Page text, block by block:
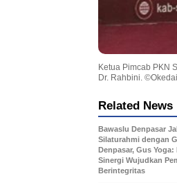
Ketua Pimcab PKN
Dr. Rahbini.
Related News
Bawaslu Denpasar
Silaturahmi dengan
Denpasar, Gus Yoga:
Sinergi Wujudkan
Berintegritas